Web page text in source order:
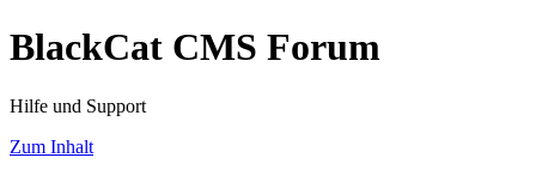
BlackCat CMS Forum
Hilfe und Support
Zum Inhalt